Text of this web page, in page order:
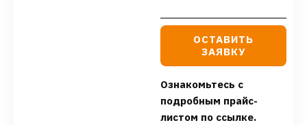
ОСТАВИТЬ
ЗАЯВКУ
Ознакомьтесь с
подробным прайс-
листом по ссылке.